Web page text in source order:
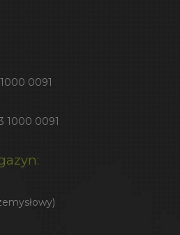
0091
1000 0091